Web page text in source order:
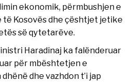
ekonomik, përmbushjen e
të Kosovës dhe çështjet jetike
së qytetarëve.
Haradinaj ka falënderuar
për mbështetjen e
dhe vazhdon t’i jap